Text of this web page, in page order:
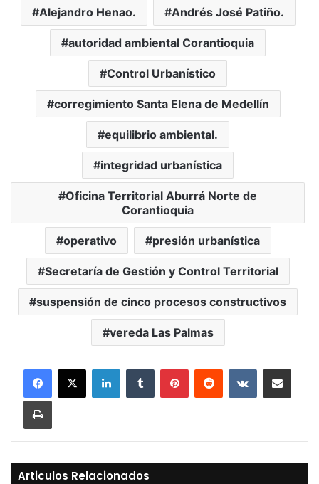
Alejandro Henao. Andrés José Patiño.
autoridad ambiental Corantioquia
Control Urbanístico
corregimiento Santa Elena de Medellín
equilibrio ambiental.
integridad urbanística
Oficina Territorial Aburrá Norte de
Corantioquia
operativo presión urbanística
Secretaría de Gestión y Control Territorial
suspensión de cinco procesos constructivos
vereda Las Palmas
LinkedInTumblr PinterestReddit VKontakteCompartir vía Mail
Print
Articulos Relacionados